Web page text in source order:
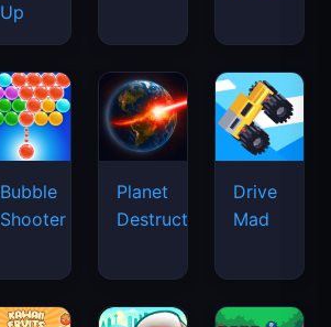
Up
Bubble
Shooter
Planet
Destruction
Drive
Mad